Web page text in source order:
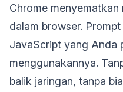
Chrome
dalam browser.
JavaScript yang Anda
menggunakannya.
balik jaringan, tanpa